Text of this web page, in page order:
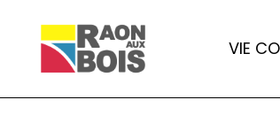
Aller
contenu
VIE